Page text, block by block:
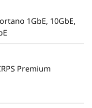
4S può avere
il 33% in più di
con la
i colli di bottiglia
unità NVMe.
Gen5 in più*.
full size di livello
1GbE, 10GbE,
Premium